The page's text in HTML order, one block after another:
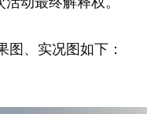
、实况图如下：